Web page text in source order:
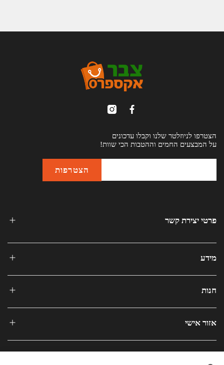
הצטרפו לניוזלטר שלנו וקבלו עדכונים
על המבצעים החמים וההטבות הכי שוות!
פרטי יצירת קשר
מידע
חנות
אזור אישי